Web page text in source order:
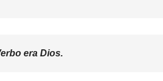
era Dios.